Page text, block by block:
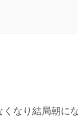
なり結局朝に